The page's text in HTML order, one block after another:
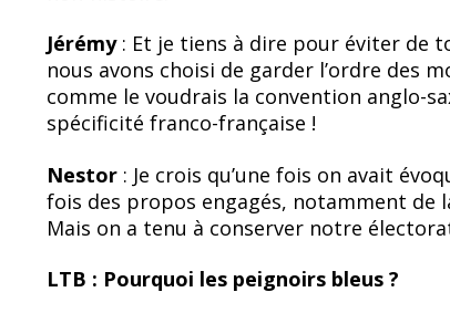
Jérémy : Et je tiens à dire pour éviter de
nous avons choisi de garder l’ordre des
comme le voudrais la convention anglo-
spécificité franco-française !
Nestor : Je crois qu’une fois on avait
fois des propos engagés, notamment de
Mais on a tenu à conserver notre
LTB : Pourquoi les peignoirs bleus ?